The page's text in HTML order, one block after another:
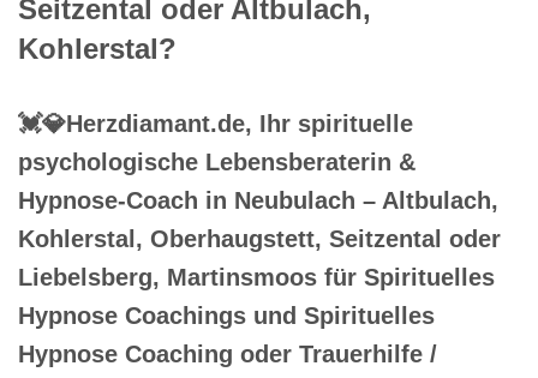
Seitzental oder Altbulach,
Kohlerstal?
💓️💎Herzdiamant.de, Ihr spirituelle
psychologische Lebensberaterin &
Hypnose-Coach in Neubulach – Altbulach,
Kohlerstal, Oberhaugstett, Seitzental oder
Liebelsberg, Martinsmoos für Spirituelles
Hypnose Coachings und Spirituelles
Hypnose Coaching oder Trauerhilfe /